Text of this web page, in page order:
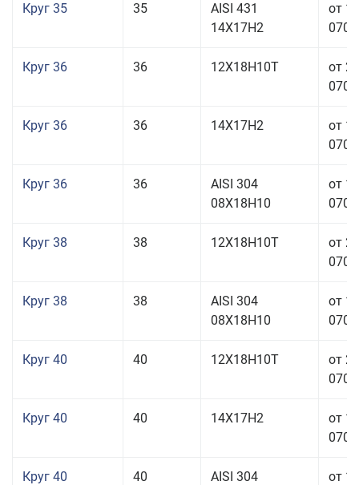
Круг 35 35
AISI 431
14Х17Н2
от
Круг 36 36 12Х18Н10Т
от
Круг 36 36 14Х17Н2
от
Круг 36 36
AISI 304
08Х18Н10
от
Круг 38 38 12Х18Н10Т
от
Круг 38 38
AISI 304
08Х18Н10
от
Круг 40 40 12Х18Н10Т
от
Круг 40 40 14Х17Н2
от
Круг 40 40
AISI 304
от